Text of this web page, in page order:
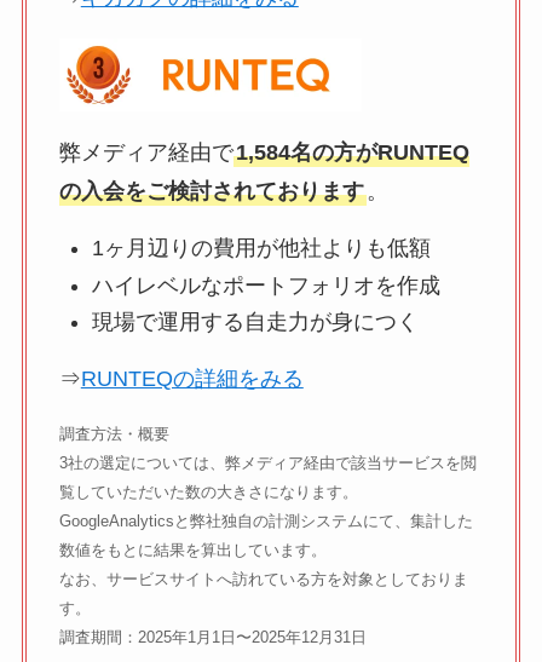
弊メディア経由で1,584名の方がRUNTEQ
の入会をご検討されております。
1ヶ月辺りの費用が他社よりも低額
ハイレベルなポートフォリオを作成
現場で運用する自走力が身につく
⇒RUNTEQの詳細をみる
調査方法・概要
3社の選定については、弊メディア経由で該当サービスを閲
覧していただいた数の大きさになります。
GoogleAnalyticsと弊社独自の計測システムにて、集計した
数値をもとに結果を算出しています。
なお、サービスサイトへ訪れている方を対象としておりま
す。
調査期間：2025年1月1日〜2025年12月31日